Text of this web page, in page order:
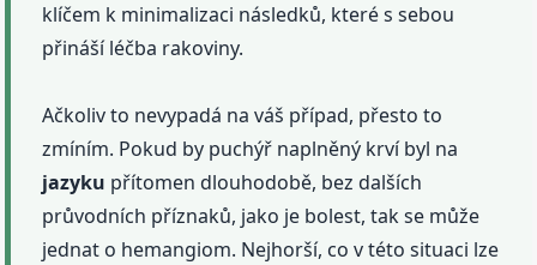
klíčem k minimalizaci následků, které s sebou
přináší léčba rakoviny.
Ačkoliv to nevypadá na váš případ, přesto to
zmíním. Pokud by puchýř naplněný krví byl na
jazyku přítomen dlouhodobě, bez dalších
průvodních příznaků, jako je bolest, tak se může
jednat o hemangiom. Nejhorší, co v této situaci lze